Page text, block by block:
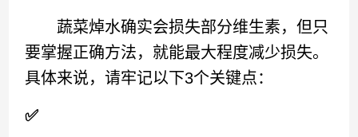
蔬菜焯水确实会损失部分维生素，但只
要掌握正确方法，就能最大程度减少损失。
具体来说，请牢记以下3个关键点：
✅